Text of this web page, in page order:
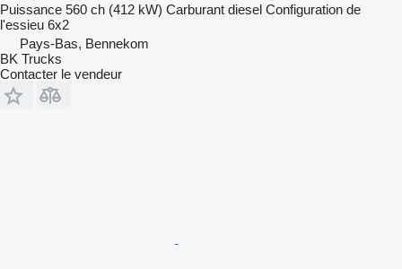
Puissance 560 ch (412 kW) Carburant diesel Configuration de
l'essieu 6x2
Pays-Bas, Bennekom
BK Trucks
Contacter le vendeur